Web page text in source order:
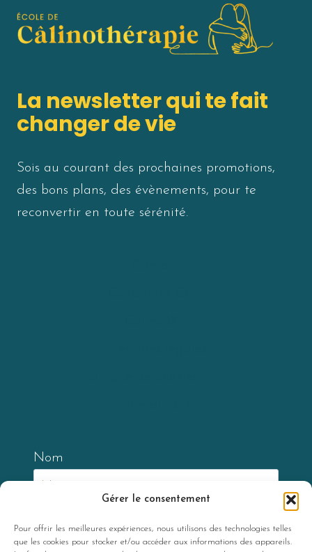
Gérer le consentement
Pour offrir les meilleures expériences, nous utilisons des technologies telles
que les cookies pour stocker et/ou accéder aux informations des appareils.
La newsletter qui te fait
changer de vie
Sois au courant des prochaines promotions,
des bons plans, des évènements, pour te
reconvertir en toute sérénité.
Nom
Email